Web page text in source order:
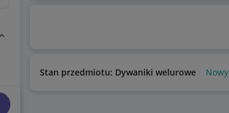
Stan przedmiotu: Dywaniki welurowe Nowy